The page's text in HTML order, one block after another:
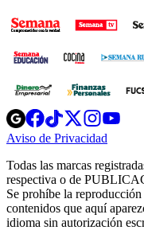
Opens
in
new
Opens
in
new
Opens
in
new
window
Opens
new
window
Aviso de Privacidad
new
Todas las marcas
respectiva o de
Se prohíbe la
contenidos que aquí
idioma sin autorización